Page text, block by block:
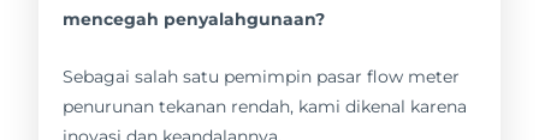
mencegah penyalahgunaan?
Sebagai salah satu pemimpin pasar flow meter
penurunan tekanan rendah, kami dikenal karena